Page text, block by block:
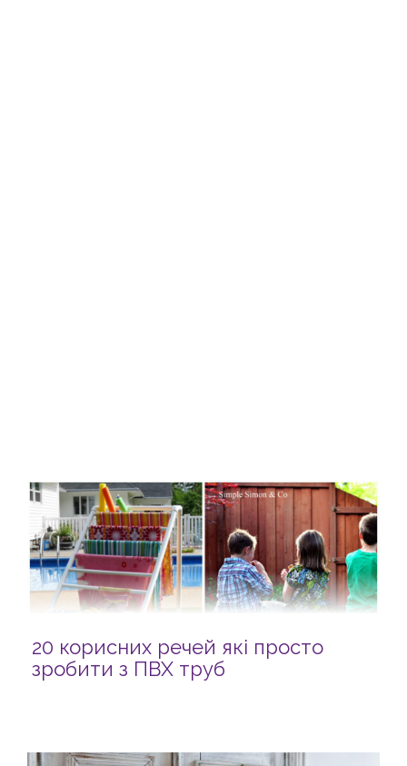
20 корисних речей які просто
зробити з ПВХ труб